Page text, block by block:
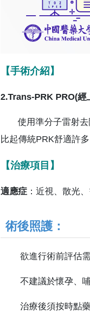
【手術介紹】
2.Trans-PRK PRO(經
使用準分子雷射去
比起傳統PRK舒適許
【治療項目】
適應症：近視、散光
術後照護：
欲進行術前評估
不建議於懷孕、
治療後須按時點